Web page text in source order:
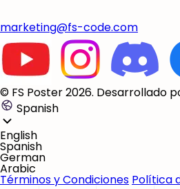
marketing@fs-code.com
© FS Poster 2026. Desarrollado
Spanish
English
Spanish
German
Arabic
Términos y Condiciones Política